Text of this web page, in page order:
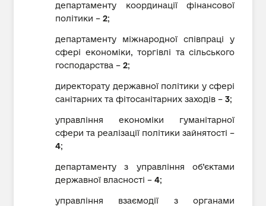
департаменту координації фінансової
політики – 2;
департаменту міжнародної співпраці у
сфері економіки, торгівлі та сільського
господарства – 2;
директорату державної політики у сфері
санітарних та фітосанітарних заходів – 3;
управління економіки гуманітарної
сфери та реалізації політики зайнятості –
4;
департаменту з управління об’єктами
державної власності – 4;
управління взаємодії з органами